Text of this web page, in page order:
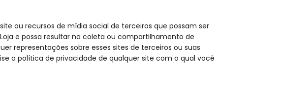
ou recursos de mídia social de terceiros que possam ser
e possa resultar na coleta ou compartilhamento de
representações sobre esses sites de terceiros ou suas
a política de privacidade de qualquer site com o qual você